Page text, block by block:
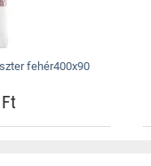
fehér400x90